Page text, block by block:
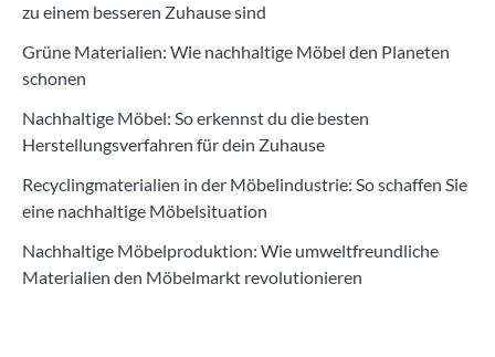
zu einem besseren Zuhause sind
Grüne Materialien: Wie nachhaltige Möbel den Planeten
schonen
Nachhaltige Möbel: So erkennst du die besten
Herstellungsverfahren für dein Zuhause
Recyclingmaterialien in der Möbelindustrie: So schaffen Sie
eine nachhaltige Möbelsituation
Nachhaltige Möbelproduktion: Wie umweltfreundliche
Materialien den Möbelmarkt revolutionieren